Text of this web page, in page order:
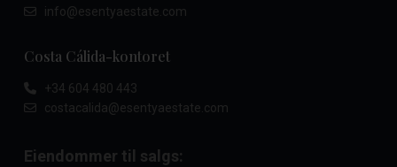
info@esentyaestate.com
Costa Cálida-kontoret
+34 604 480 443
costacalida@esentyaestate.com
Eiendommer til salgs: